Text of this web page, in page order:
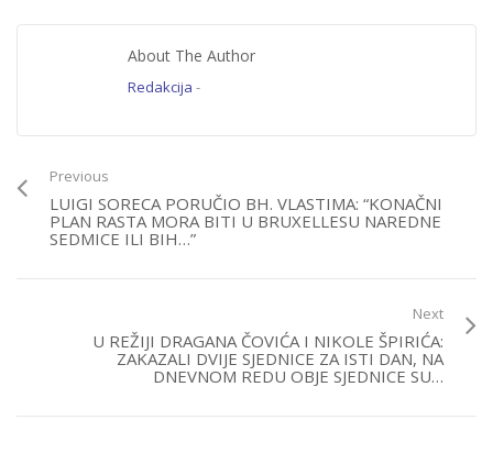
About The Author
Redakcija -
Previous
LUIGI SORECA PORUČIO BH. VLASTIMA: “KONAČNI
PLAN RASTA MORA BITI U BRUXELLESU NAREDNE
SEDMICE ILI BIH…”
Next
U REŽIJI DRAGANA ČOVIĆA I NIKOLE ŠPIRIĆA:
ZAKAZALI DVIJE SJEDNICE ZA ISTI DAN, NA
DNEVNOM REDU OBJE SJEDNICE SU…